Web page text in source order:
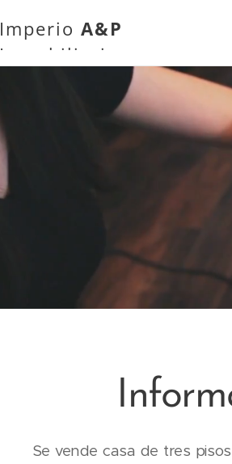
Imperio A&P
Inmobiliario
Se vende casa de tres